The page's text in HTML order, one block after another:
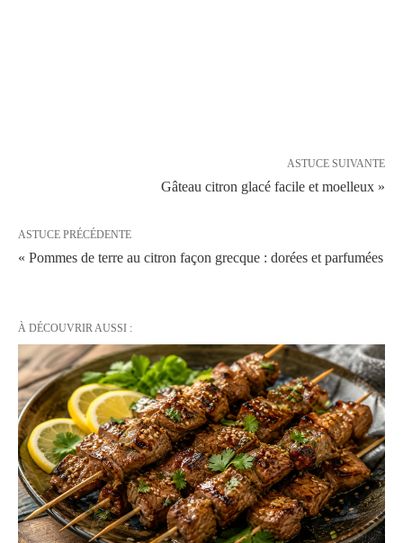
ASTUCE SUIVANTE
Gâteau citron glacé facile et moelleux »
ASTUCE PRÉCÉDENTE
« Pommes de terre au citron façon grecque : dorées et parfumées
À DÉCOUVRIR AUSSI :